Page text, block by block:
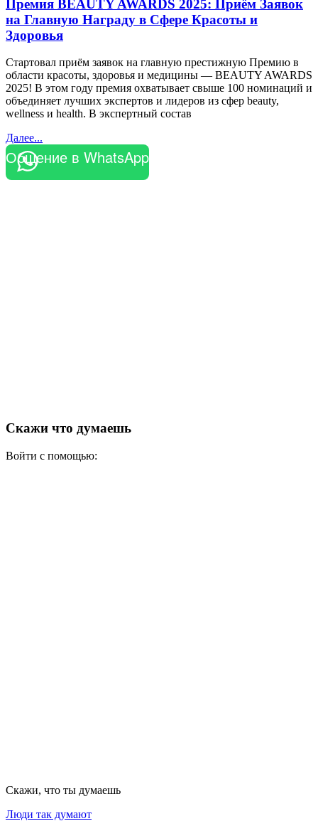
Премия BEAUTY AWARDS 2025: Приём Заявок
на Главную Награду в Сфере Красоты и
Здоровья
Стартовал приём заявок на главную престижную Премию в
области красоты, здоровья и медицины — BEAUTY AWARDS
2025! В этом году премия охватывает свыше 100 номинаций и
объединяет лучших экспертов и лидеров из сфер beauty,
wellness и health. В экспертный состав
Далее...
Общение в WhatsApp
Скажи что думаешь
Войти с помощью:
Скажи, что ты думаешь
Люди так думают